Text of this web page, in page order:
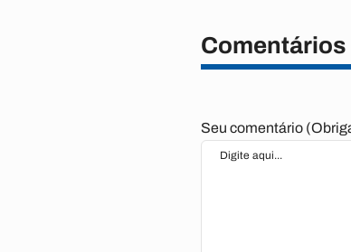
Comentários
Seu comentário